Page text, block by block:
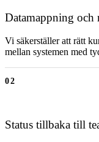
Datamappning och
Vi säkerställer att rätt
mellan systemen med
02
Status tillbaka till